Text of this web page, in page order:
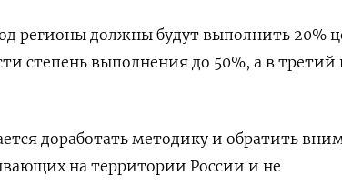
регионы должны будут выполнить 20%
степень выполнения до 50%, а в
доработать методику и обратить
на территории России и не